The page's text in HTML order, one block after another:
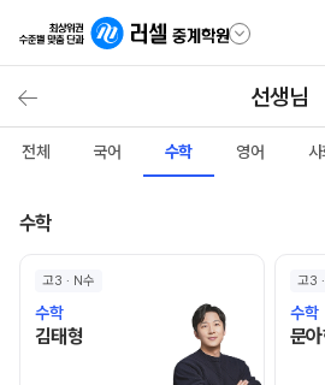
선생님
전체 국어 수학 영어 사
수학
고3 · N수
수학
김태형 김태형 선생님 홈 바로가기
고3
수학
문